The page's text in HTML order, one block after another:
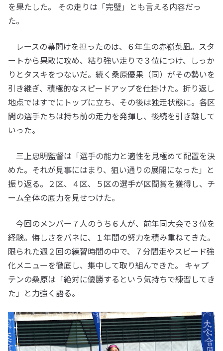
を果たした。 その走りは「完璧」とも言える内容だっ
た。
レースの幕開けを担ったのは、６年生の赤嶺菜凪。スタ
ートから果敢に攻め、粘り強い走りで３位につけ、しっか
りとタスキをつないだ。続く桑原優果（同）がその勢いを
引き継ぎ、積極的なスピードアップを仕掛けた。折り返し
地点ではすでにトップに立ち、その後は独走状態に。各区
間の選手たちは持ち前の走力を発揮し、後続を引き離して
いった。
三上忠明監督は「選手の能力と適性を見極めて配置を決
めた。それが見事にはまり、狙い通りの展開になった」と
振り返る。２区、４区、５区の選手が区間賞を獲得し、チ
ーム全体の底力を見せつけた。
今回のメンバー７人のうち６人が、前年同大会で３位を
経験。悔しさをバネに、１年間の努力を積み重ねてきた。
限られた週２回の練習時間の中で、７分間走やスピード強
化メニューを徹底し、集中して取り組んできた。 キャプ
テンの桑原は「絶対に優勝するという気持ちで練習してき
た」と力強く語る。